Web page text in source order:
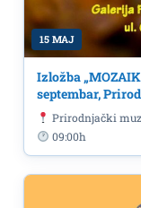
15 MAJ
Izložba „MOZAIK
septembar,
Prirodnjački
09:00h